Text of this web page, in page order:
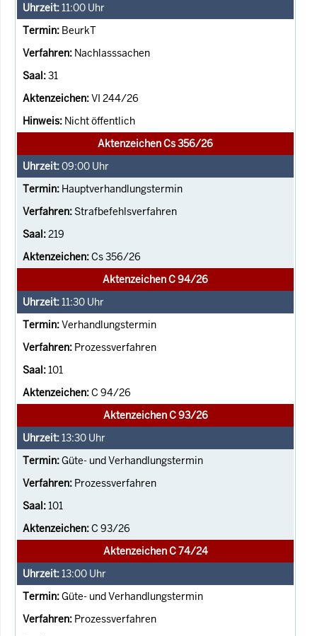
11:00 Uhr
BeurkT
Nachlasssachen
31
VI 244/26
Nicht öffentlich
Aktenzeichen Cs 356/26
09:00 Uhr
Hauptverhandlungstermin
Strafbefehlsverfahren
219
Cs 356/26
Aktenzeichen C 94/26
11:30 Uhr
Verhandlungstermin
Prozessverfahren
101
C 94/26
Aktenzeichen C 93/26
13:30 Uhr
Güte- und Verhandlungstermin
Prozessverfahren
101
C 93/26
Aktenzeichen C 74/24
13:00 Uhr
Güte- und Verhandlungstermin
Prozessverfahren